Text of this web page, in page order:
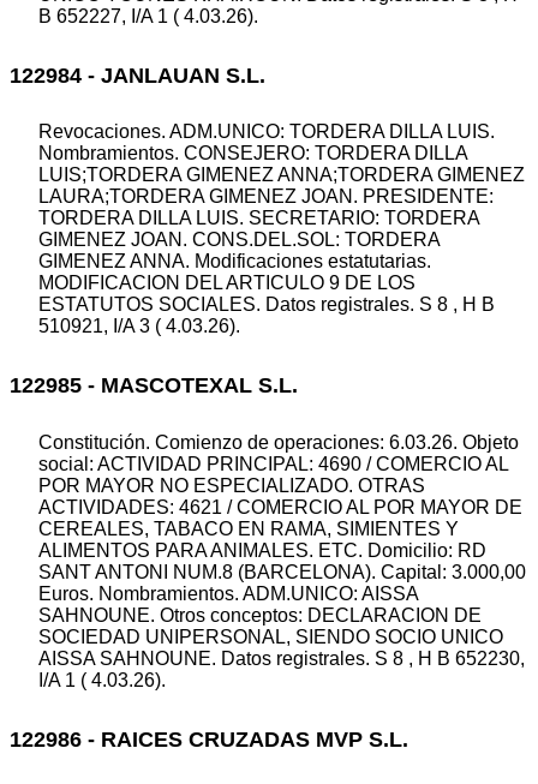
B 652227, I/A 1 ( 4.03.26).
122984 - JANLAUAN S.L.
Revocaciones. ADM.UNICO: TORDERA DILLA LUIS.
Nombramientos. CONSEJERO: TORDERA DILLA
LUIS;TORDERA GIMENEZ ANNA;TORDERA GIMENEZ
LAURA;TORDERA GIMENEZ JOAN. PRESIDENTE:
TORDERA DILLA LUIS. SECRETARIO: TORDERA
GIMENEZ JOAN. CONS.DEL.SOL: TORDERA
GIMENEZ ANNA. Modificaciones estatutarias.
MODIFICACION DEL ARTICULO 9 DE LOS
ESTATUTOS SOCIALES. Datos registrales. S 8 , H B
510921, I/A 3 ( 4.03.26).
122985 - MASCOTEXAL S.L.
Constitución. Comienzo de operaciones: 6.03.26. Objeto
social: ACTIVIDAD PRINCIPAL: 4690 / COMERCIO AL
POR MAYOR NO ESPECIALIZADO. OTRAS
ACTIVIDADES: 4621 / COMERCIO AL POR MAYOR DE
CEREALES, TABACO EN RAMA, SIMIENTES Y
ALIMENTOS PARA ANIMALES. ETC. Domicilio: RD
SANT ANTONI NUM.8 (BARCELONA). Capital: 3.000,00
Euros. Nombramientos. ADM.UNICO: AISSA
SAHNOUNE. Otros conceptos: DECLARACION DE
SOCIEDAD UNIPERSONAL, SIENDO SOCIO UNICO
AISSA SAHNOUNE. Datos registrales. S 8 , H B 652230,
I/A 1 ( 4.03.26).
122986 - RAICES CRUZADAS MVP S.L.